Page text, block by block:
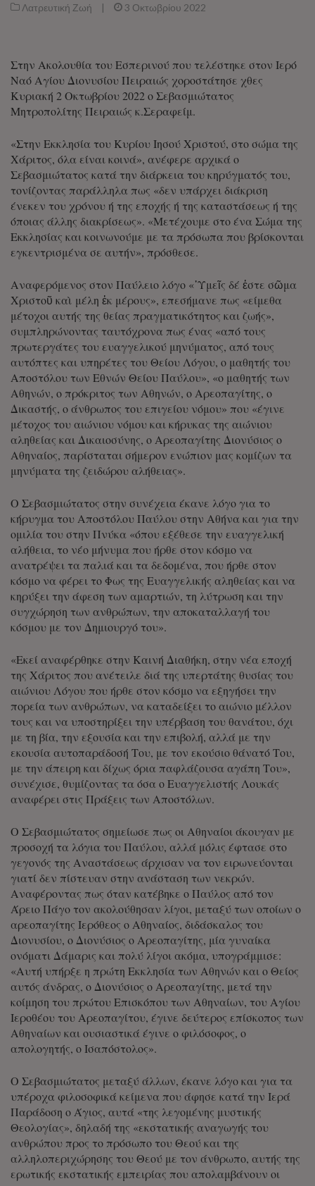
Λατρευτική Ζωή | 3 Οκτωβρίου 2022
Στην Ακολουθία του Εσπερινού που τελέστηκε στον Ιερό
Ναό Αγίου Διονυσίου Πειραιώς χοροστάτησε χθες
Κυριακή 2 Οκτωβρίου 2022 ο Σεβασμιώτατος
Μητροπολίτης Πειραιώς κ.Σεραφείμ.
«Στην Εκκλησία του Κυρίου Ιησού Χριστού, στο σώμα της
Χάριτος, όλα είναι κοινά», ανέφερε αρχικά ο
Σεβασμιώτατος κατά την διάρκεια του κηρύγματός του,
τονίζοντας παράλληλα πως «δεν υπάρχει διάκριση
ένεκεν του χρόνου ή της εποχής ή της καταστάσεως ή της
όποιας άλλης διακρίσεως». «Μετέχουμε στο ένα Σώμα της
Εκκλησίας και κοινωνούμε με τα πρόσωπα που βρίσκονται
εγκεντρισμένα σε αυτήν», πρόσθεσε.
Αναφερόμενος στον Παύλειο λόγο «῾Υμεῖς δέ ἐστε σῶμα
Χριστοῦ καὶ μέλη ἐκ μέρους», επεσήμανε πως «είμεθα
μέτοχοι αυτής της θείας πραγματικότητος και ζωής»,
συμπληρώνοντας ταυτόχρονα πως ένας «από τους
πρωτεργάτες του ευαγγελικού μηνύματος, από τους
αυτόπτες και υπηρέτες του Θείου Λόγου, ο μαθητής του
Αποστόλου των Εθνών Θείου Παύλου», «ο μαθητής των
Αθηνών, ο πρόκριτος των Αθηνών, ο Αρεοπαγίτης, ο
Δικαστής, ο άνθρωπος του επιγείου νόμου» που «έγινε
μέτοχος του αιώνιου νόμου και κήρυκας της αιώνιου
αληθείας και Δικαιοσύνης, ο Αρεοπαγίτης Διονύσιος ο
Αθηναίος, παρίσταται σήμερον ενώπιον μας κομίζων τα
μηνύματα της ζειδώρου αλήθειας».
Ο Σεβασμιώτατος στην συνέχεια έκανε λόγο για το
κήρυγμα του Αποστόλου Παύλου στην Αθήνα και για την
ομιλία του στην Πνύκα «όπου εξέθεσε την ευαγγελική
αλήθεια, το νέο μήνυμα που ήρθε στον κόσμο να
ανατρέψει τα παλιά και τα δεδομένα, που ήρθε στον
κόσμο να φέρει το Φως της Ευαγγελικής αληθείας και να
κηρύξει την άφεση των αμαρτιών, τη λύτρωση και την
συγχώρηση των ανθρώπων, την αποκαταλλαγή του
κόσμου με τον Δημιουργό του».
«Εκεί αναφέρθηκε στην Καινή Διαθήκη, στην νέα εποχή
της Χάριτος που ανέτειλε διά της υπερτάτης θυσίας του
αιώνιου Λόγου που ήρθε στον κόσμο να εξηγήσει την
πορεία των ανθρώπων, να καταδείξει το αιώνιο μέλλον
τους και να υποστηρίξει την υπέρβαση του θανάτου, όχι
με τη βία, την εξουσία και την επιβολή, αλλά με την
εκουσία αυτοπαράδοσή Του, με τον εκούσιο θάνατό Του,
με την άπειρη και δίχως όρια παφλάζουσα αγάπη Του»,
συνέχισε, θυμίζοντας τα όσα ο Ευαγγελιστής Λουκάς
αναφέρει στις Πράξεις των Αποστόλων.
Ο Σεβασμιώτατος σημείωσε πως οι Αθηναίοι άκουγαν με
προσοχή τα λόγια του Παύλου, αλλά μόλις έφτασε στο
γεγονός της Αναστάσεως άρχισαν να τον ειρωνεύονται
γιατί δεν πίστευαν στην ανάσταση των νεκρών.
Αναφέροντας πως όταν κατέβηκε ο Παύλος από τον
Άρειο Πάγο τον ακολούθησαν λίγοι, μεταξύ των οποίων ο
αρεοπαγίτης Ιερόθεος ο Αθηναίος, διδάσκαλος του
Διονυσίου, ο Διονύσιος ο Αρεοπαγίτης, μία γυναίκα
ονόματι Δάμαρις και πολύ λίγοι ακόμα, υπογράμμισε:
«Αυτή υπήρξε η πρώτη Εκκλησία των Αθηνών και ο Θείος
αυτός άνδρας, ο Διονύσιος ο Αρεοπαγίτης, μετά την
κοίμηση του πρώτου Επισκόπου των Αθηναίων, του Αγίου
Ιεροθέου του Αρεοπαγίτου, έγινε δεύτερος επίσκοπος των
Αθηναίων και ουσιαστικά έγινε ο φιλόσοφος, ο
απολογητής, ο Ισαπόστολος».
Ο Σεβασμιώτατος μεταξύ άλλων, έκανε λόγο και για τα
υπέροχα φιλοσοφικά κείμενα που άφησε κατά την Ιερά
Παράδοση ο Άγιος, αυτά «της λεγομένης μυστικής
Θεολογίας», δηλαδή της «εκστατικής αναγωγής του
ανθρώπου προς το πρόσωπο του Θεού και της
αλληλοπεριχώρησης του Θεού με τον άνθρωπο, αυτής της
ερωτικής εκστατικής εμπειρίας που απολαμβάνουν οι